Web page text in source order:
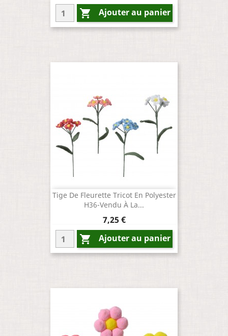
 Ajouter au panier
Tige De Fleurette Tricot En Polyester
H36-Vendu À La...
Prix
7,25 €
 Ajouter au panier